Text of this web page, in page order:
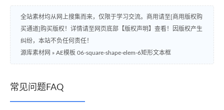
全站素材均从网上搜集而来，仅限于学习交流。商用请至[商用版权购
买通道]购买版权！详情请至网页底部【版权声明】查看！因版权产生
纠纷，本站不负任何责任！
源库素材网 » AE模板 06-square-shape-elem-6矩形文本框
常见问题FAQ